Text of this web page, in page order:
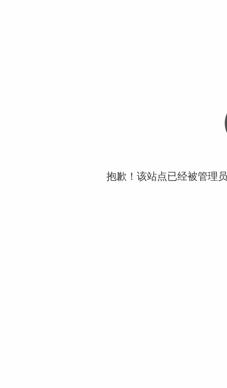
抱歉！该站点已经被管理